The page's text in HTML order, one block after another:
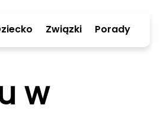
Związki Porady
w